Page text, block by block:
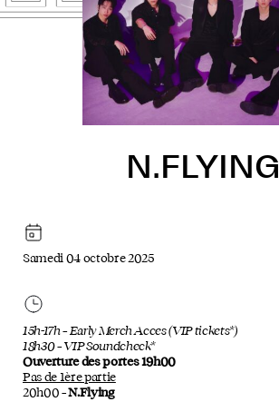
N.FLYING
Samedi 04 octobre 2025
15h-17h – Early Merch Acces (VIP tickets*)
18h30 – VIP Soundcheck*
Ouverture des portes 19h00
Pas de 1ère partie
20h00 –N.Flying